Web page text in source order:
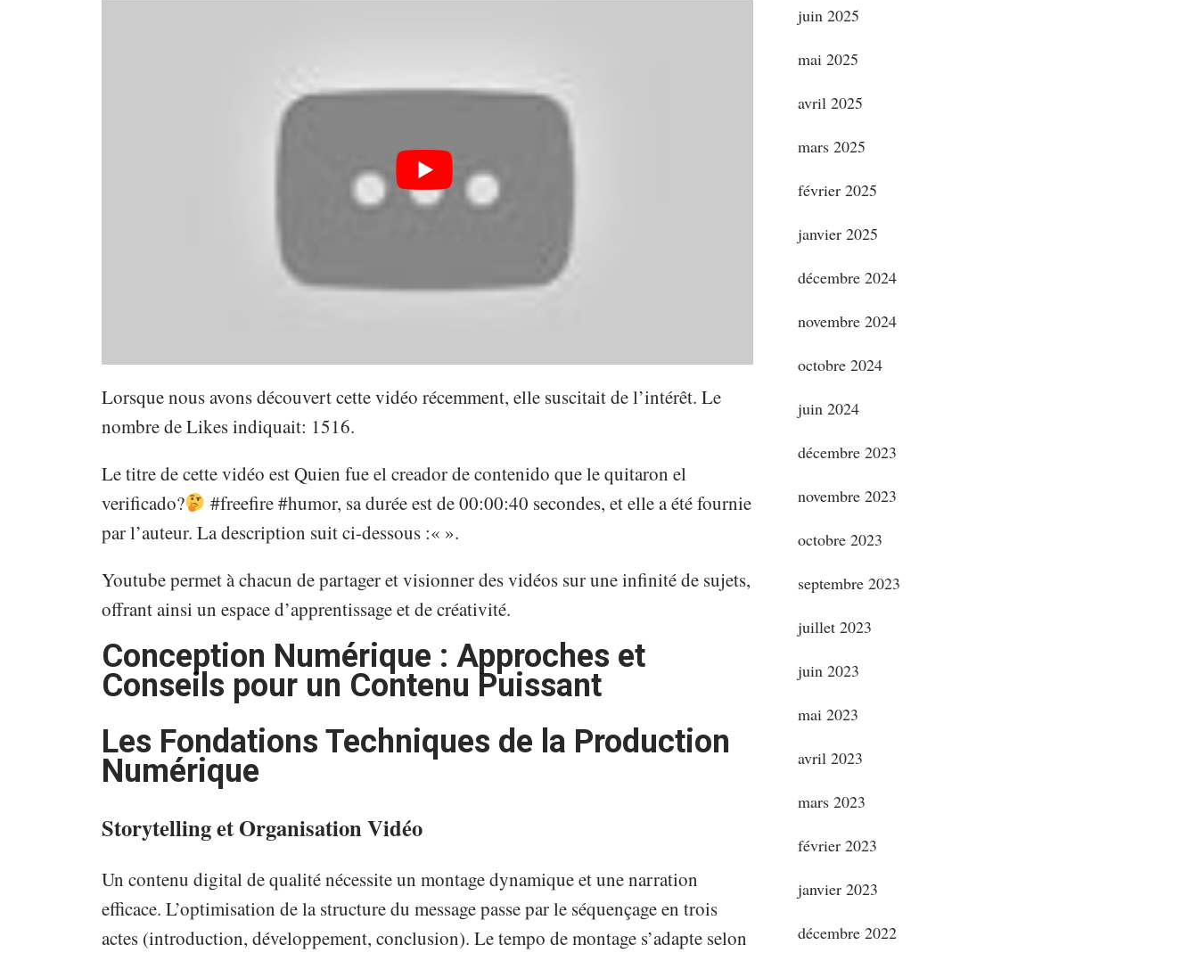
Lorsque nous avons découvert cette vidéo récemment, elle suscitait de l’intérêt. Le
nombre de Likes indiquait: 1516.
Le titre de cette vidéo est Quien fue el creador de contenido que le quitaron el
verificado?
#freefire #humor, sa durée est de 00:00:40 secondes, et elle a été fournie
par l’auteur. La description suit ci-dessous :« ».
Youtube permet à chacun de partager et visionner des vidéos sur une infinité de sujets,
offrant ainsi un espace d’apprentissage et de créativité.
Conception Numérique : Approches et
Conseils pour un Contenu Puissant
Les Fondations Techniques de la Production
Numérique
Storytelling et Organisation Vidéo
Un contenu digital de qualité nécessite un montage dynamique et une narration
efficace. L’optimisation de la structure du message passe par le séquençage en trois
actes (introduction, développement, conclusion). Le tempo de montage s’adapte selon
juin 2025
mai 2025
avril 2025
mars 2025
février 2025
janvier 2025
décembre 2024
novembre 2024
octobre 2024
juin 2024
décembre 2023
novembre 2023
octobre 2023
septembre 2023
juillet 2023
juin 2023
mai 2023
avril 2023
mars 2023
février 2023
janvier 2023
décembre 2022